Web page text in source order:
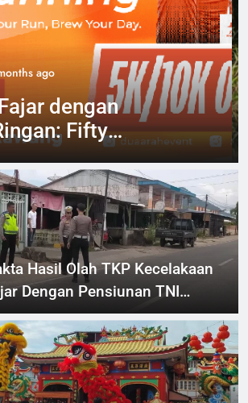
4 months ago
51 Tahun
Meninggal
di Pohon
Hasil Olah TKP Kecelakaan
Dengan Pensiunan TNI
Jalan Tani di Singkawang